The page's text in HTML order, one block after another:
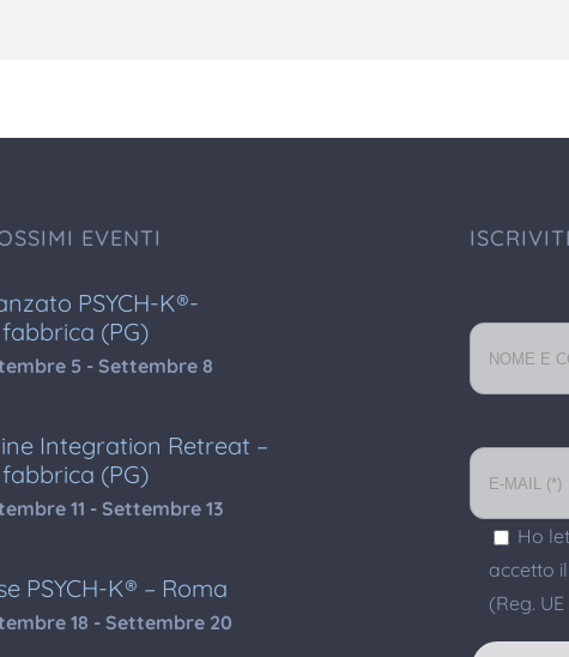
EVENTI
PSYCH-K®-
(PG)
5 - Settembre 8
Integration Retreat –
(PG)
11 - Settembre 13
PSYCH-K® – Roma
18 - Settembre 20
Ho
accetto
(Reg.